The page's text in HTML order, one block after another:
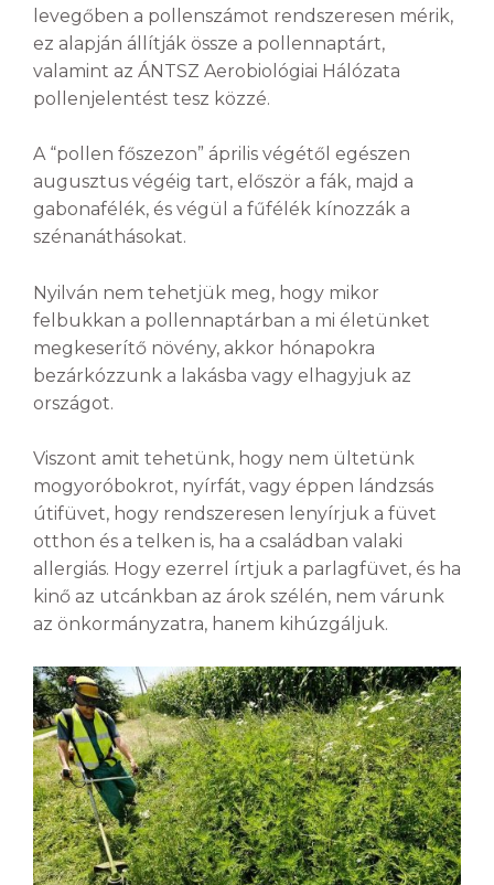
levegőben a pollenszámot rendszeresen mérik,
ez alapján állítják össze a pollennaptárt,
valamint az ÁNTSZ Aerobiológiai Hálózata
pollenjelentést tesz közzé.
A “pollen főszezon” április végétől egészen
augusztus végéig tart, először a fák, majd a
gabonafélék, és végül a fűfélék kínozzák a
szénanáthásokat.
Nyilván nem tehetjük meg, hogy mikor
felbukkan a pollennaptárban a mi életünket
megkeserítő növény, akkor hónapokra
bezárkózzunk a lakásba vagy elhagyjuk az
országot.
Viszont amit tehetünk, hogy nem ültetünk
mogyoróbokrot, nyírfát, vagy éppen lándzsás
útifüvet, hogy rendszeresen lenyírjuk a füvet
otthon és a telken is, ha a családban valaki
allergiás. Hogy ezerrel írtjuk a parlagfüvet, és ha
kinő az utcánkban az árok szélén, nem várunk
az önkormányzatra, hanem kihúzgáljuk.